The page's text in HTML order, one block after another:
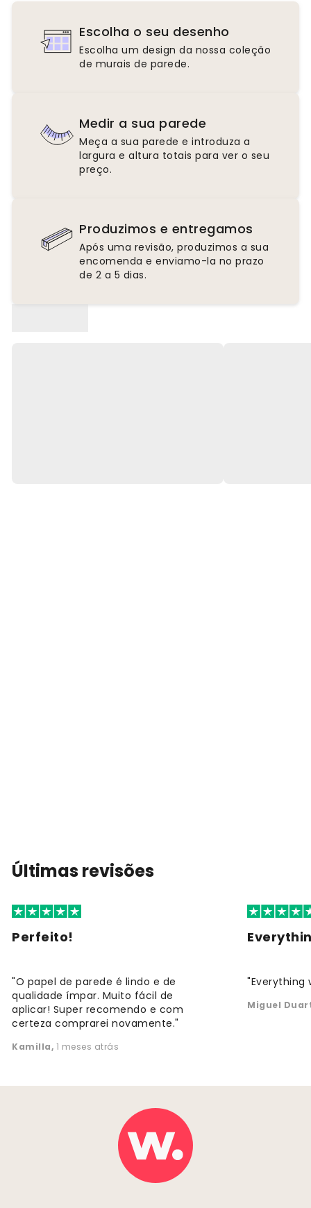
Escolha o seu desenho
Escolha um design da nossa coleção
de murais de parede.
Medir a sua parede
Meça a sua parede e introduza a
largura e altura totais para ver o seu
preço.
Produzimos e entregamos
Após uma revisão, produzimos a sua
encomenda e enviamo-la no prazo
de 2 a 5 dias.
Últimas revisões
Perfeito!
"O papel de parede é lindo e de
qualidade ímpar. Muito fácil de
aplicar! Super recomendo e com
certeza comprarei novamente."
Kamilla, 1 meses atrás
"Everything
Miguel